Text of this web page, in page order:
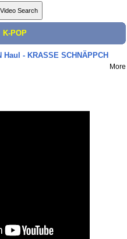
K-POP
Haul - KRASSE SCHNÄPPCH
More